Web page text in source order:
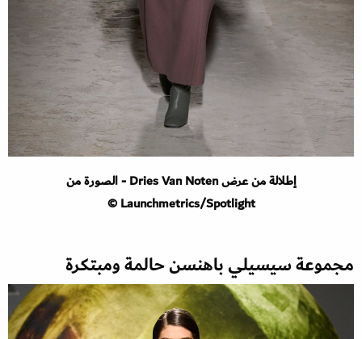
إطلالة من عرض Dries Van Noten - الصورة من
Launchmetrics/Spotlight ©
مجموعة سيسيلي باهنسن حالمة ومبتكرة